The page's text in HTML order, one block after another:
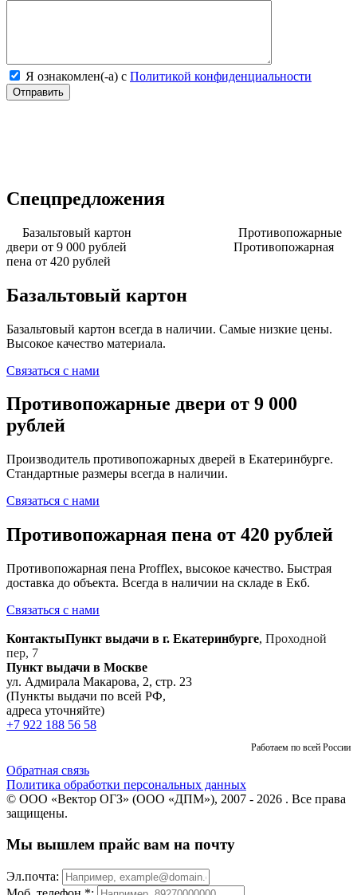
Я ознакомлен(-а) с Политикой конфиденциальности
Спецпредложения
Базальтовый картон
Противопожарные
двери от 9 000 рублей
Противопожарная
пена от 420 рублей
Базальтовый картон
Базальтовый картон всегда в наличии. Самые низкие цены.
Высокое качество материала.
Связаться с нами
Противопожарные двери от 9 000
рублей
Производитель противопожарных дверей в Екатеринбурге.
Стандартные размеры всегда в наличии.
Связаться с нами
Противопожарная пена от 420 рублей
Противопожарная пена Profflex, высокое качество. Быстрая
доставка до объекта. Всегда в наличии на складе в Екб.
Связаться с нами
КонтактыПункт выдачи в г. Екатеринбурге, Проходной
пер, 7
Пункт выдачи в Москве
ул. Адмирала Макарова, 2, стр. 23
(Пункты выдачи по всей РФ,
адреса уточняйте)
+7 922 188 56 58
Работаем по всей России
Обратная связь
Политика обработки персональных данных
© ООО «Вектор ОГЗ» (ООО «ДПМ»), 2007 - 2026 . Все права
защищены.
Мы вышлем прайс вам на почту
Эл.почта: